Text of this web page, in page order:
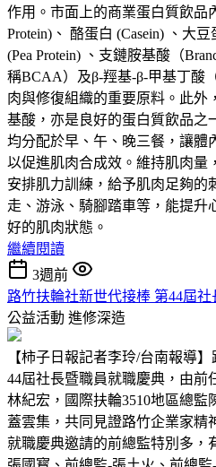
作用。市面上的商業蛋白質飲品
Protein)、 酪蛋白 (Casein) 、大
(Pea Protein) 、支鏈胺基酸（
稱BCAA）及β-羥基-β-甲基丁酸
肉與修復組織的重要原料。此外
基酸，亦是良好的蛋白質飲品之
均分配於早、午、晚三餐，讓體
以促進肌肉合成效。維持肌肉量
安排肌力訓練，給予肌肉足夠的
走、游泳、騎腳踏車等，能提升
好的肌肉狀態。
繼續閱讀
3週前
路竹扶輪社新世代接棒 第44屆
公益活動 進修深造
【柿子日報記者李玲/台南報導
44屆社長暨職員就職慶典，由前
林紀宏，國際扶輪3510地區總
蓋雲集，共同見證路竹企業家精
就職慶典邀請的前總監特別多，